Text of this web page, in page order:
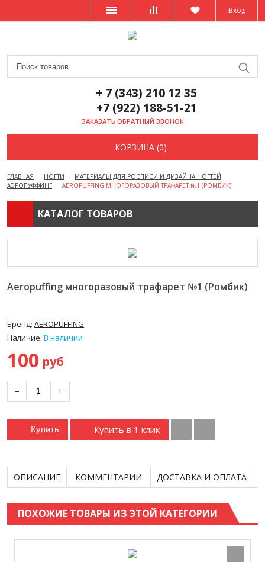
Вход
+ 7 (343) 210 12 35
+7 (922) 188-51-21
ЗАКАЗАТЬ ОБРАТНЫЙ ЗВОНОК
КОРЗИНА (0)
ГЛАВНАЯ НОГТИ
МАТЕРИАЛЫ ДЛЯ РОСПИСИ И ДИЗАЙНА НОГТЕЙ
АЭРОПУФФИНГ
AEROPUFFING МНОГОРАЗОВЫЙ ТРАФАРЕТ №1 (РОМБИК)
КАТАЛОГ ТОВАРОВ
Aeropuffing многоразовый трафарет №1 (Ромбик)
Бренд: AEROPUFFING
Наличие: В наличии
100 руб
− +
Купить Купить в 1 клик
ОПИСАНИЕ КОММЕНТАРИИ ДОСТАВКА И ОПЛАТА
ПОХОЖИЕ ТОВАРЫ ИЗ ЭТОЙ КАТЕГОРИИ